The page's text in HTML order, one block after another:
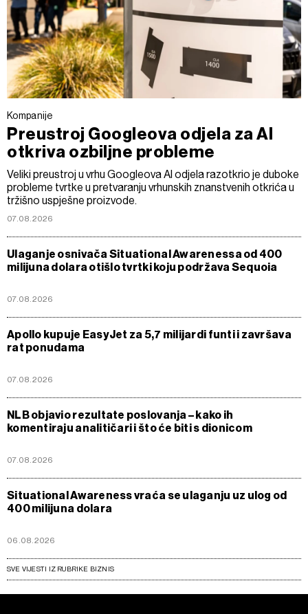
Kompanije
Preustroj Googleova odjela za AI
otkriva ozbiljne probleme
Veliki preustroj u vrhu Googleova AI odjela razotkrio je duboke
probleme tvrtke u pretvaranju vrhunskih znanstvenih otkrića u
tržišno uspješne proizvode.
07.08.2026
Ulaganje osnivača Situational Awarenessa od 400
milijuna dolara otišlo tvrtki koju podržava Sequoia
07.08.2026
Apollo kupuje EasyJet za 5,7 milijardi funti i završava
rat ponudama
07.08.2026
NLB objavio rezultate poslovanja – kako ih
komentiraju analitičari i što će biti s dionicom
07.08.2026
Situational Awareness vraća se ulaganju uz ulog od
400 milijuna dolara
06.08.2026
SVE VIJESTI IZ RUBRIKE BIZNIS